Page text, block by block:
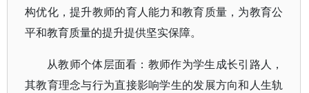
构优化，提升教师的育人能力和教育质量，为教育公
平和教育质量的提升提供坚实保障。
从教师个体层面看：教师作为学生成长引路人，
其教育理念与行为直接影响学生的发展方向和人生轨